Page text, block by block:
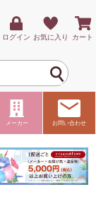
ログイン お気に入り カート
メーカー お問い合わせ